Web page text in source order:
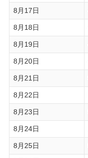
8月17日
8月18日
8月19日
8月20日
8月21日
8月22日
8月23日
8月24日
8月25日